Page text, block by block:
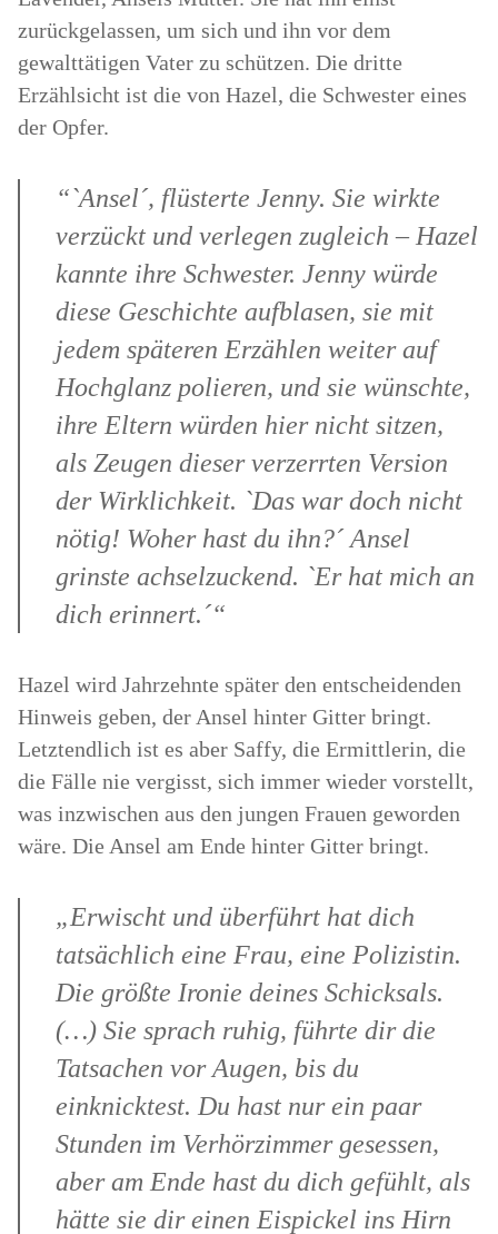
zurückgelassen, um sich und ihn vor dem
gewalttätigen Vater zu schützen. Die dritte
Erzählsicht ist die von Hazel, die Schwester eines
der Opfer.
“`Ansel´, flüsterte Jenny. Sie wirkte
verzückt und verlegen zugleich – Hazel
kannte ihre Schwester. Jenny würde
diese Geschichte aufblasen, sie mit
jedem späteren Erzählen weiter auf
Hochglanz polieren, und sie wünschte,
ihre Eltern würden hier nicht sitzen,
als Zeugen dieser verzerrten Version
der Wirklichkeit. `Das war doch nicht
nötig! Woher hast du ihn?´ Ansel
grinste achselzuckend. `Er hat mich an
dich erinnert.´“
Hazel wird Jahrzehnte später den entscheidenden
Hinweis geben, der Ansel hinter Gitter bringt.
Letztendlich ist es aber Saffy, die Ermittlerin, die
die Fälle nie vergisst, sich immer wieder vorstellt,
was inzwischen aus den jungen Frauen geworden
wäre. Die Ansel am Ende hinter Gitter bringt.
„Erwischt und überführt hat dich
tatsächlich eine Frau, eine Polizistin.
Die größte Ironie deines Schicksals.
(…) Sie sprach ruhig, führte dir die
Tatsachen vor Augen, bis du
einknicktest. Du hast nur ein paar
Stunden im Verhörzimmer gesessen,
aber am Ende hast du dich gefühlt, als
hätte sie dir einen Eispickel ins Hirn